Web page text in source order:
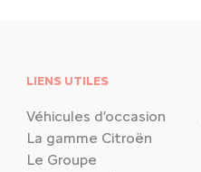
LIENS UTILES
Véhicules d’occasion
La gamme Citroën
Le Groupe